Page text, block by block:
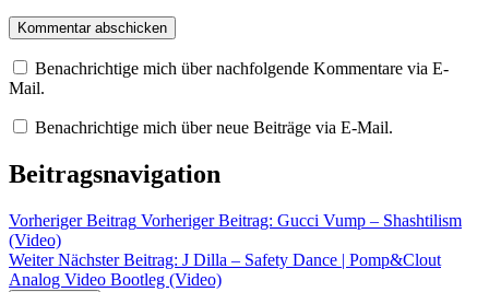
Benachrichtige mich über nachfolgende Kommentare via E-
Mail.
Benachrichtige mich über neue Beiträge via E-Mail.
Beitragsnavigation
Vorheriger Beitrag Vorheriger Beitrag: Gucci Vump – Shashtilism
(Video)
Weiter Nächster Beitrag: J Dilla – Safety Dance | Pomp&Clout
Analog Video Bootleg (Video)